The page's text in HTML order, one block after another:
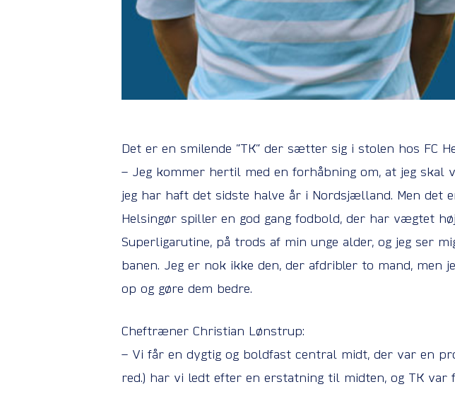
Det er en smilende ”TK” der sætter sig i stolen hos FC
– Jeg kommer hertil med en forhåbning om, at jeg
jeg har haft det sidste halve år i Nordsjælland. Men det
Helsingør spiller en god gang fodbold, der har vægtet
Superligarutine, på trods af min unge alder, og jeg ser
banen. Jeg er nok ikke den, der afdribler to mand,
op og gøre dem bedre.
Cheftræner Christian Lønstrup:
– Vi får en dygtig og boldfast central midt, der var en
red.) har vi ledt efter en erstatning til midten, og TK